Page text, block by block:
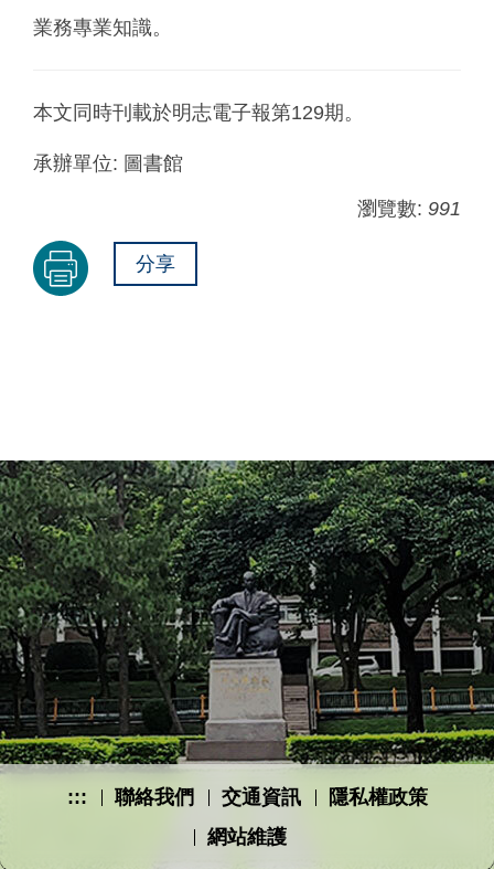
業務專業知識。
本文同時刊載於明志電子報第129期。
承辦單位: 圖書館
瀏覽數: 991
分享
::: 聯絡我們 交通資訊
隱私權政策
網站維護